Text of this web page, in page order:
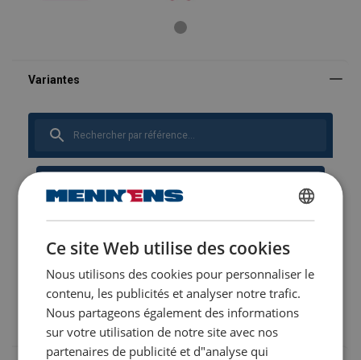
Réf. Ajouter au configurateur Plus de détails
105130800600034 Configurer
Manuels utilisateur
User Manual ROPETEX Steel Wire Rope (FR).pdf
DUTCH
ENGLISH TRANSLATION
FRENCH
Ce site Web utilise des cookies
Nous utilisons des cookies pour personnaliser le
contenu, les publicités et analyser notre trafic.
Nous partageons également des informations
sur votre utilisation de notre site avec nos
partenaires de publicité et d"analyse qui